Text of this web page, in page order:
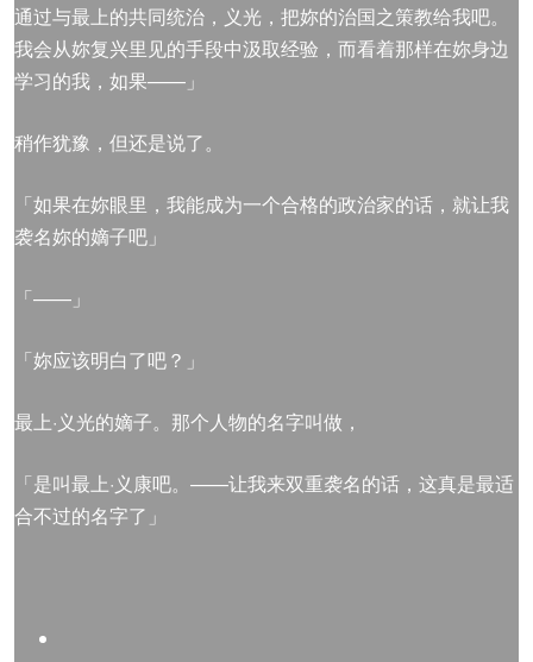
通过与最上的共同统治，义光，把妳的治国之策教给我吧。
我会从妳复兴里见的手段中汲取经验，而看着那样在妳身边
学习的我，如果——」
稍作犹豫，但还是说了。
「如果在妳眼里，我能成为一个合格的政治家的话，就让我
袭名妳的嫡子吧」
「——」
「妳应该明白了吧？」
最上·义光的嫡子。那个人物的名字叫做，
「是叫最上·义康吧。——让我来双重袭名的话，这真是最适
合不过的名字了」